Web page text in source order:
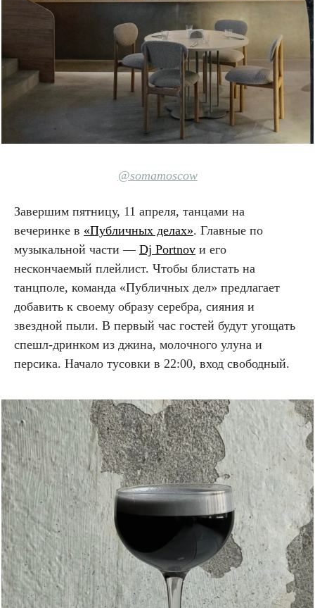
@somamoscow
Завершим пятницу, 11 апреля, танцами на
вечеринке в «Публичных делах». Главные по
музыкальной части — Dj Portnov и его
нескончаемый плейлист. Чтобы блистать на
танцполе, команда «Публичных дел» предлагает
добавить к своему образу серебра, сияния и
звездной пыли. В первый час гостей будут угощать
спешл-дринком из джина, молочного улуна и
персика. Начало тусовки в 22:00, вход свободный.